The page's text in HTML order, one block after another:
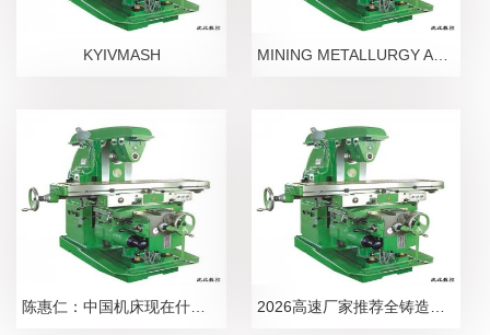
KYIVMASH MINING METALLURGY AND METALWORKG -S UZBEKISN